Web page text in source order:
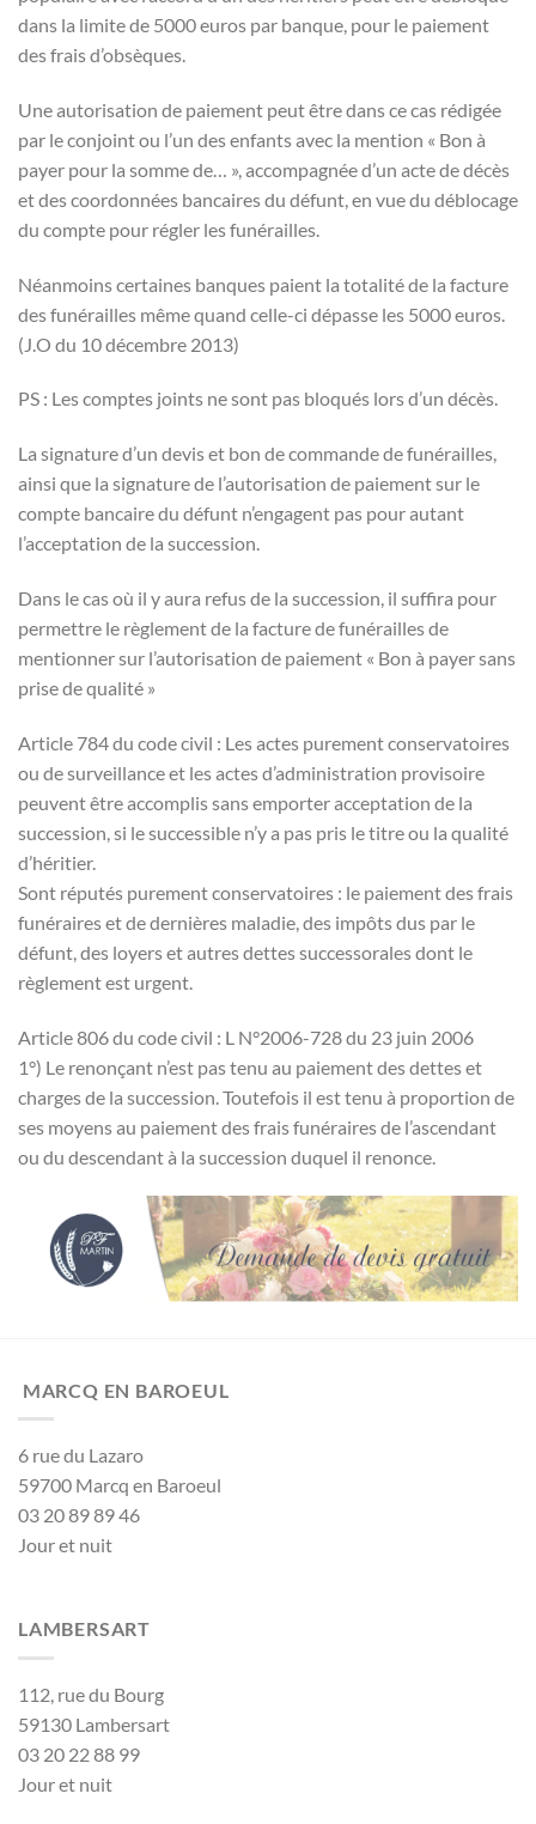
dans la limite de 5000 euros par banque, pour le paiement
des frais d’obsèques.
Une autorisation de paiement peut être dans ce cas rédigée
par le conjoint ou l’un des enfants avec la mention « Bon à
payer pour la somme de… », accompagnée d’un acte de décès
et des coordonnées bancaires du défunt, en vue du déblocage
du compte pour régler les funérailles.
Néanmoins certaines banques paient la totalité de la facture
des funérailles même quand celle-ci dépasse les 5000 euros.
(J.O du 10 décembre 2013)
PS : Les comptes joints ne sont pas bloqués lors d’un décès.
La signature d’un devis et bon de commande de funérailles,
ainsi que la signature de l’autorisation de paiement sur le
compte bancaire du défunt n’engagent pas pour autant
l’acceptation de la succession.
Dans le cas où il y aura refus de la succession, il suffira pour
permettre le règlement de la facture de funérailles de
mentionner sur l’autorisation de paiement « Bon à payer sans
prise de qualité »
Article 784 du code civil : Les actes purement conservatoires
ou de surveillance et les actes d’administration provisoire
peuvent être accomplis sans emporter acceptation de la
succession, si le successible n’y a pas pris le titre ou la qualité
d’héritier.
Sont réputés purement conservatoires : le paiement des frais
funéraires et de dernières maladie, des impôts dus par le
défunt, des loyers et autres dettes successorales dont le
règlement est urgent.
Article 806 du code civil : L N°2006-728 du 23 juin 2006
1°) Le renonçant n’est pas tenu au paiement des dettes et
charges de la succession. Toutefois il est tenu à proportion de
ses moyens au paiement des frais funéraires de l’ascendant
ou du descendant à la succession duquel il renonce.
MARCQ EN BAROEUL
6 rue du Lazaro
59700 Marcq en Baroeul
03 20 89 89 46
Jour et nuit
LAMBERSART
112, rue du Bourg
59130 Lambersart
03 20 22 88 99
Jour et nuit